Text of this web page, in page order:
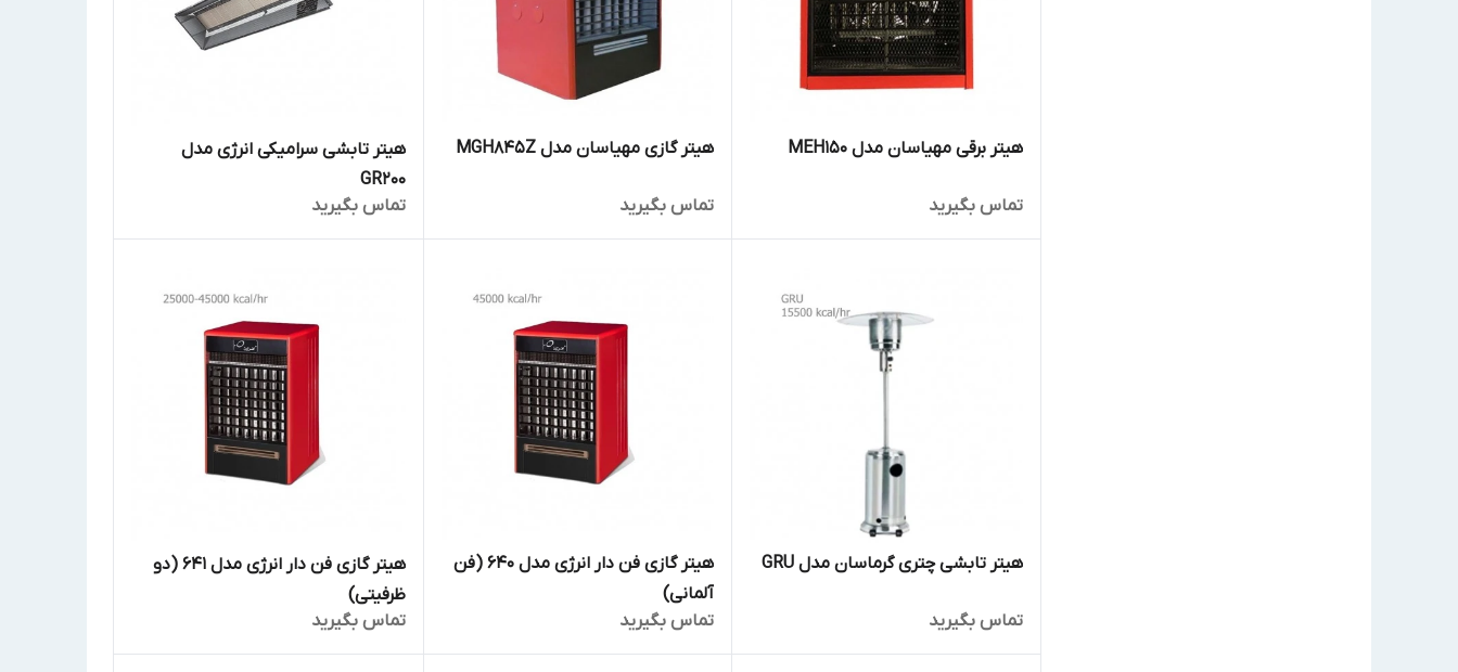
هیتر برقی مهیاسان مدل MEH150
تماس بگیرید
هیتر گازی مهیاسان مدل MGH845Z
تماس بگیرید
هیتر تابشی سرامیکی انرژی مدل
GR200
تماس بگیرید
هیتر تابشی چتری گرماسان مدل GRU
تماس بگیرید
هیتر گازی فن دار انرژی مدل 640 (فن
آلمانی)
تماس بگیرید
هیتر گازی فن دار انرژی مدل 641 (دو
ظرفیتی)
تماس بگیرید